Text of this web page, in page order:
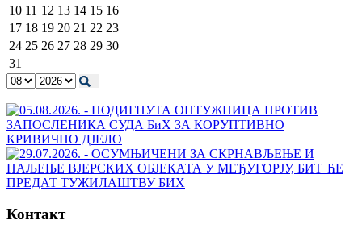
10 11 12 13 14 15 16
17 18 19 20 21 22 23
24 25 26 27 28 29 30
31
Контакт